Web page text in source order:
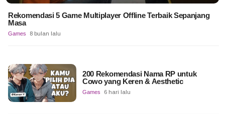
Rekomendasi 5 Game Multiplayer Offline Terbaik Sepanjang
Masa
Games 8 bulan lalu
200 Rekomendasi Nama RP untuk
Cowo yang Keren & Aesthetic
Games 6 hari lalu